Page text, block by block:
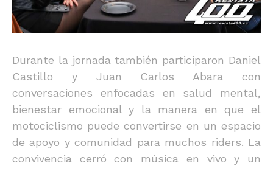
Durante la jornada también participaron Daniel
Castillo y Juan Carlos Abara con
conversaciones enfocadas en salud mental,
bienestar emocional y la manera en que el
motociclismo puede convertirse en un espacio
de apoyo y comunidad para muchos riders. La
convivencia cerró con música en vivo y un